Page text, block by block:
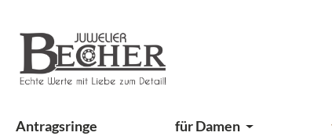
Antragsringe für Damen